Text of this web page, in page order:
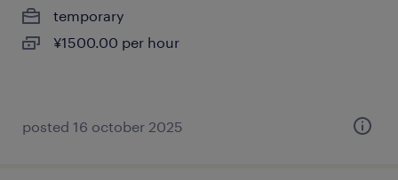
temporary
¥1500.00 per hour
posted 16 october 2025